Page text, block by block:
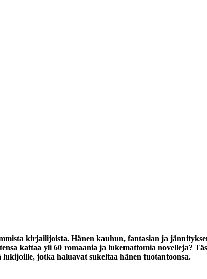
kirjailijoista. Hänen kauhun, fantasian ja
kattaa yli 60 romaania ja lukemattomia novelleja?
jotka haluavat sukeltaa hänen tuotantoonsa.